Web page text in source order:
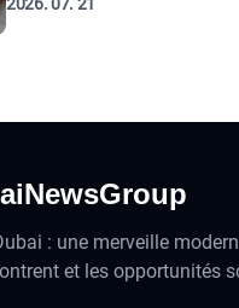
: une merveille
et les opportunités